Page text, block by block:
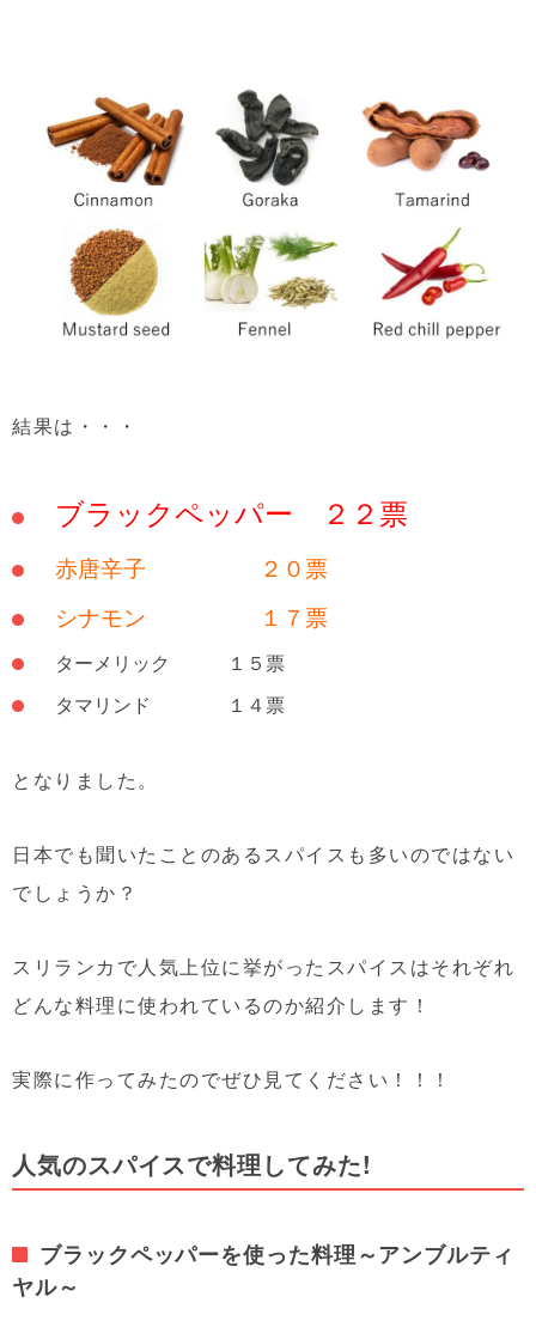
結果は・・・
ブラックペッパー ２２票
赤唐辛子 ２０票
シナモン １７票
ターメリック １５票
タマリンド １４票
となりました。
日本でも聞いたことのあるスパイスも多いのではない
でしょうか？
スリランカで人気上位に挙がったスパイスはそれぞれ
どんな料理に使われているのか紹介します！
実際に作ってみたのでぜひ見てください！！！
人気のスパイスで料理してみた!
ブラックペッパーを使った料理～アンブルティ
ヤル～